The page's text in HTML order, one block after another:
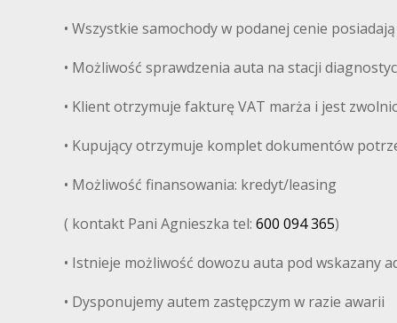
• Wszystkie samochody w podanej cenie
• Możliwość sprawdzenia auta na stacji
• Klient otrzymuje fakturę VAT marża i jest
• Kupujący otrzymuje komplet dokumentów
• Możliwość finansowania: kredyt/leasing
( kontakt Pani Agnieszka tel: 600 094 365)
• Istnieje możliwość dowozu auta pod wskazany
• Dysponujemy autem zastępczym w razie awarii